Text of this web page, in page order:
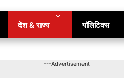
देश & राज्य पॉलिटिक्स
---Advertisement---